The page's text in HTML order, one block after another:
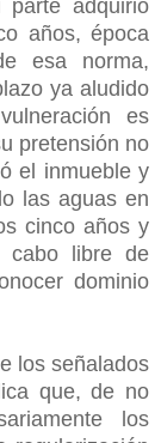
adquirió
años, época
esa norma,
ya aludido
es
pretensión no
el inmueble y
las aguas en
cinco años y
cabo libre de
dominio
los señalados
que, de no
los